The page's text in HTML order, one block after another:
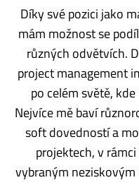
Díky své pozici jako
mám možnost se
různých odvětvích.
project management
po celém světě,
Nejvíce mě baví
soft dovedností a
projektech, v
vybraným